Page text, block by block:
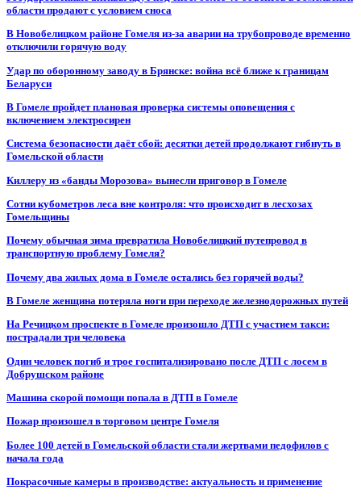
области продают с условием сноса
В Новобелицком районе Гомеля из-за аварии на трубопроводе временно
отключили горячую воду
Удар по оборонному заводу в Брянске: война всё ближе к границам
Беларуси
В Гомеле пройдет плановая проверка системы оповещения с
включением электросирен
Система безопасности даёт сбой: десятки детей продолжают гибнуть в
Гомельской области
Киллеру из «банды Морозова» вынесли приговор в Гомеле
Сотни кубометров леса вне контроля: что происходит в лесхозах
Гомельщины
Почему обычная зима превратила Новобелицкий путепровод в
транспортную проблему Гомеля?
Почему два жилых дома в Гомеле остались без горячей воды?
В Гомеле женщина потеряла ноги при переходе железнодорожных путей
На Речицком проспекте в Гомеле произошло ДТП с участием такси:
пострадали три человека
Один человек погиб и трое госпитализировано после ДТП с лосем в
Добрушском районе
Машина скорой помощи попала в ДТП в Гомеле
Пожар произошел в торговом центре Гомеля
Более 100 детей в Гомельской области стали жертвами педофилов с
начала года
Покрасочные камеры в производстве: актуальность и применение